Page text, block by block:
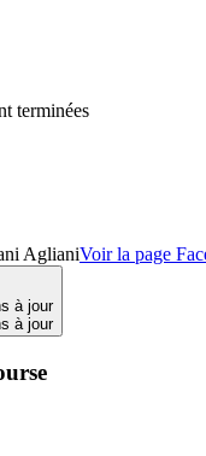
terminées
AglianiVoir la page
à jour
à jour